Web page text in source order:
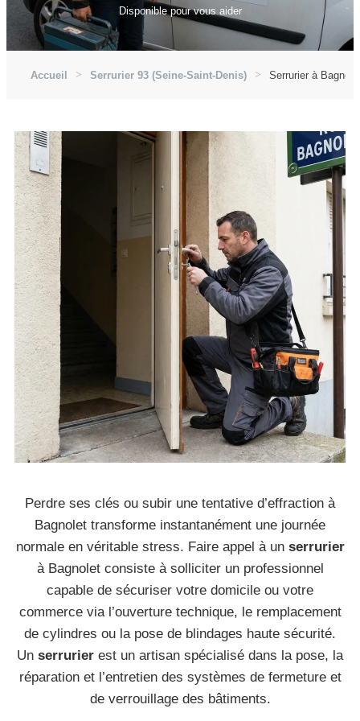
Disponible pour vous aider
Accueil Serrurier 93 (Seine-Saint-Denis) Serrurier à
Perdre ses clés ou subir une tentative d’effraction à
Bagnolet transforme instantanément une journée
normale en véritable stress. Faire appel à un serrurier
à Bagnolet consiste à solliciter un professionnel
capable de sécuriser votre domicile ou votre
commerce via l’ouverture technique, le remplacement
de cylindres ou la pose de blindages haute sécurité.
Un serrurier est un artisan spécialisé dans la pose, la
réparation et l’entretien des systèmes de fermeture et
de verrouillage des bâtiments.